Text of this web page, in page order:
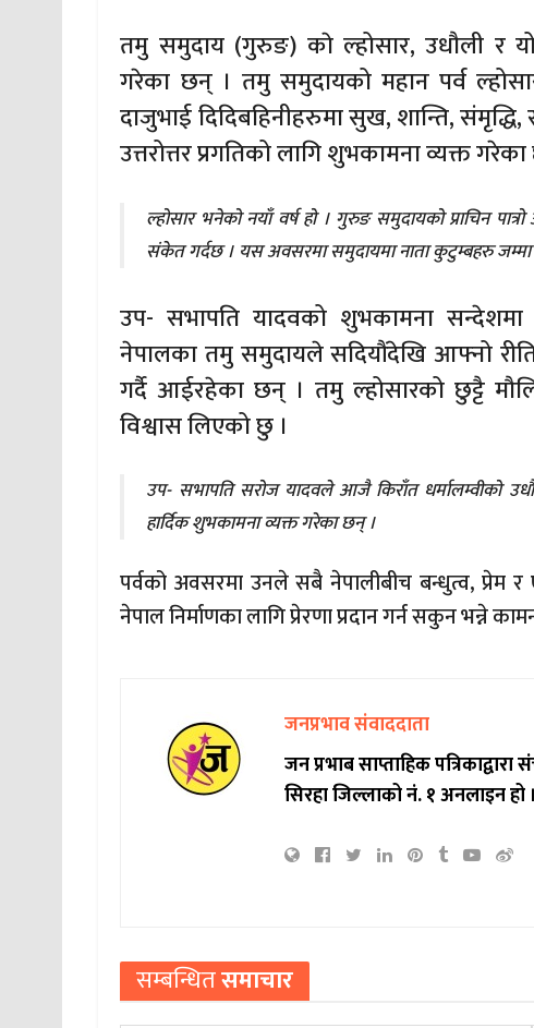
तमु समुदाय (गुरुङ) काे ल्होसार, उधौली र
गरेका छन् । तमु समुदायको महान पर्व
दाजुभाई दिदिबहिनीहरुमा सुख, शान्ति,
उत्तरोत्तर प्रगतिको लागि शुभकामना व्यक्त
ल्होसार भनेको नयाँ वर्ष हो । गुरुङ समुदायको प्राचिन
संकेत गर्दछ । यस अवसरमा समुदायमा नाता कुटुम्बहरु जम्मा
उप- सभापति यादवको शुभकामना
नेपालका तमु समुदायले सदियौंदेखि आफ्नो
गर्दै आईरहेका छन् । तमु ल्होसारको छुट्टै
विश्वास लिएको छु ।
उप- सभापति सरोज यादवले आजै किराँत धर्मालम्वीको
हार्दिक शुभकामना व्यक्त गरेका छन् ।
पर्वको अवसरमा उनले सबै नेपालीबीच बन्धुत्व, प्रेम
नेपाल निर्माणका लागि प्रेरणा प्रदान गर्न सकुन भन्ने
जनप्रभाव संवाददाता
जन प्रभाब साप्ताहिक
सिरहा जिल्लाको नं. १ अनलाइन हो
सम्बन्धितसमाचार